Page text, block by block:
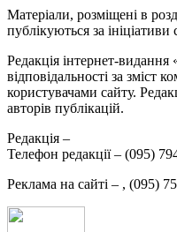
Матеріали, розміщені в
публікуються за
Редакція інтернет-
відповідальності за зміст
користувачами сайту.
авторів публікацій.
Редакція –
Телефон редакції – (095)
Реклама на сайті – , (095)